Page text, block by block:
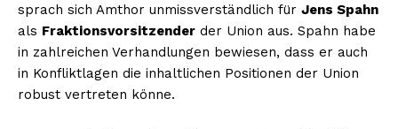
sprach sich Amthor unmissverständlich für Jens Spahn
als Fraktionsvorsitzender der Union aus. Spahn habe
in zahlreichen Verhandlungen bewiesen, dass er auch
in Konfliktlagen die inhaltlichen Positionen der Union
robust vertreten könne.